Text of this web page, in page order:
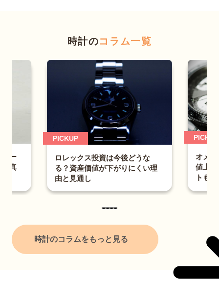
時計のコラム一覧
バー
の真
PICKUP
ロレックス投資は今後どうな
る？資産価値が下がりにくい理
由と見通し
PICKUP
オメ
値上
トも
時計のコラムをもっと見る